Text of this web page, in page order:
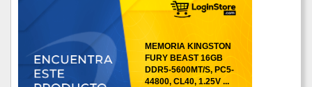
MEMORIA KINGSTON
FURY BEAST 16GB
DDR5-5600MT/S, PC5-
44800, CL40, 1.25V ...